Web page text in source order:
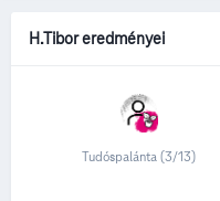
H.Tibor eredményei
Tudóspalánta (3/13)